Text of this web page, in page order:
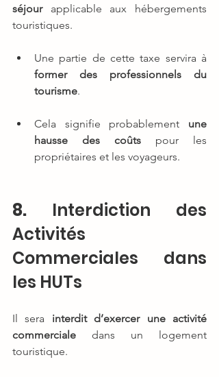
séjour applicable aux hébergements
touristiques.
former des professionnels du
tourisme.
Cela signifie probablement une
hausse des coûts pour les
propriétaires et les voyageurs.
8. Interdiction des
Activités
Commerciales dans
les HUTs
Il sera interdit d’exercer une activité
commerciale dans un logement
touristique.